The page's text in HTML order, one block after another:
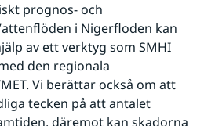
prognos- och
i Nigerfloden kan
av ett verktyg som SMHI
den regionala
Vi berättar också om att
tecken på att antalet
däremot kan skadorna